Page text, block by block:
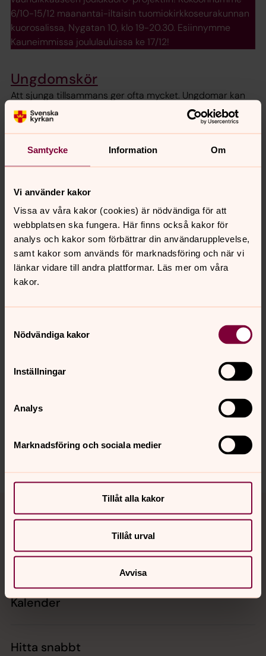
Samtycke Information Om
Vi använder kakor
Vissa av våra kakor (cookies) är nödvändiga för att
webbplatsen ska fungera. Här finns också kakor för
analys och kakor som förbättrar din användarupplevelse,
samt kakor som används för marknadsföring och när vi
länkar vidare till andra plattformar. Läs mer om våra
kakor.
Nödvändiga kakor
Inställningar
Analys
Marknadsföring och sociala medier
Tillåt alla kakor
Tillåt urval
Avvisa
6/10-15/12 maanantai-iltaisin tuomiokirkkoseurakunnan
kuorosalissa, Nygatan 10, klo 19-20.30. Esiinnymme
Kauneimmissa joululauluissa ke 17/12!
Ungdomskör
Att sjunga tillsammans ger ofta mycket. Ungdomar kan
sjunga i såväl vuxenkörer som körer med bara
ungdomar. Se vad som för tillfället finns för dig!
Vuxenkör
Körverksamheten startar igen i augusti 2026. Varmt
välkommen till en ny termin med musik, gemenskap och
inspirerande körsång.
Musikundervisning
Luleå domkyrkoförsamlings musiker erbjuder
musikundervisning till barn och ungdomar i mån av tid.
Senast ändrad 27 september 2024
lulea.domkyrkoforsamling@svenskakyrkan.se
Dela
Kontakt
Kalender
Hitta snabbt